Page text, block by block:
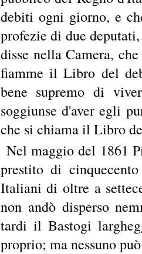
debiti ogni giorno, e
profezie di due
disse nella Camera,
fiamme il Libro del
bene supremo di
soggiunse d'aver egli
che si chiama il Libro
Nel maggio del 1861
prestito di
Italiani di oltre a
non andò disperso
tardi il Bastogi
proprio; ma nessuno